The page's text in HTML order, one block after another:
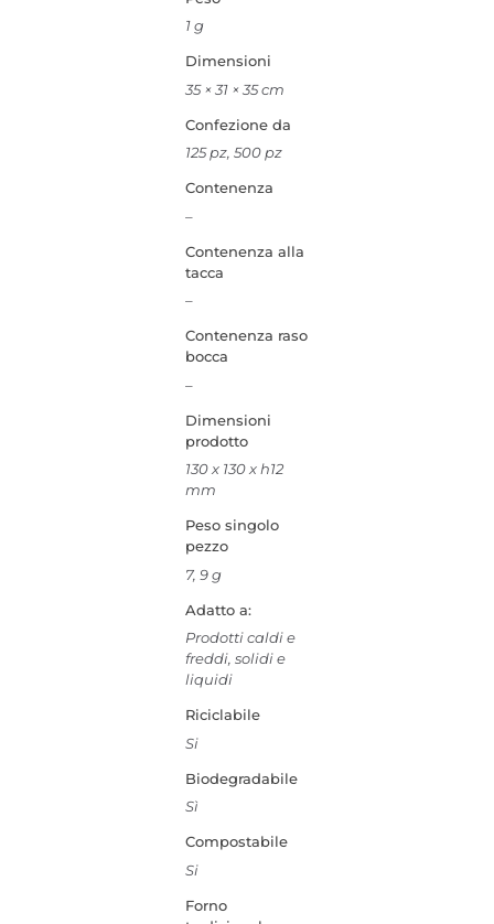
1 g
Dimensioni
35 × 31 × 35 cm
Confezione da
125 pz, 500 pz
Contenenza
–
Contenenza alla
tacca
–
Contenenza raso
bocca
–
Dimensioni
prodotto
130 x 130 x h12
mm
Peso singolo
pezzo
7, 9 g
Adatto a:
Prodotti caldi e
freddi, solidi e
liquidi
Riciclabile
Si
Biodegradabile
Sì
Compostabile
Si
Forno